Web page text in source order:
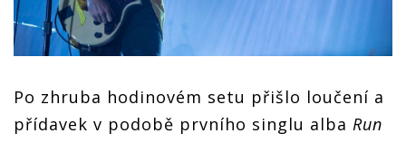
Po zhruba hodinovém setu přišlo loučení a
přídavek v podobě prvního singlu alba Run